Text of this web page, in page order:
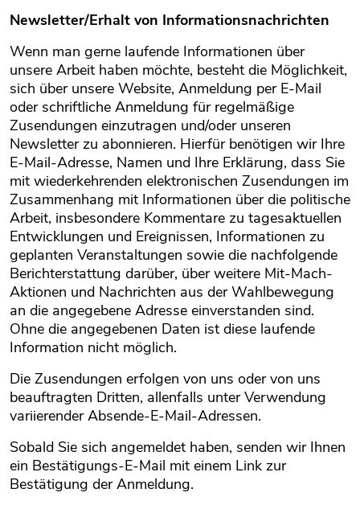
Newsletter/Erhalt von Informationsnachrichten
Wenn man gerne laufende Informationen über
unsere Arbeit haben möchte, besteht die Möglichkeit,
sich über unsere Website, Anmeldung per E-Mail
oder schriftliche Anmeldung für regelmäßige
Zusendungen einzutragen und/oder unseren
Newsletter zu abonnieren. Hierfür benötigen wir Ihre
E-Mail-Adresse, Namen und Ihre Erklärung, dass Sie
mit wiederkehrenden elektronischen Zusendungen im
Zusammenhang mit Informationen über die politische
Arbeit, insbesondere Kommentare zu tagesaktuellen
Entwicklungen und Ereignissen, Informationen zu
geplanten Veranstaltungen sowie die nachfolgende
Berichterstattung darüber, über weitere Mit-Mach-
Aktionen und Nachrichten aus der Wahlbewegung
an die angegebene Adresse einverstanden sind.
Ohne die angegebenen Daten ist diese laufende
Information nicht möglich.
Die Zusendungen erfolgen von uns oder von uns
beauftragten Dritten, allenfalls unter Verwendung
variierender Absende-E-Mail-Adressen.
Sobald Sie sich angemeldet haben, senden wir Ihnen
ein Bestätigungs-E-Mail mit einem Link zur
Bestätigung der Anmeldung.